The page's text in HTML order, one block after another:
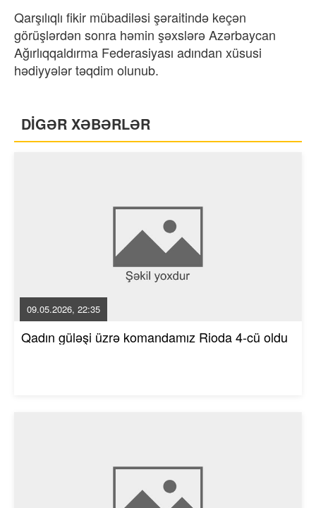
Qarşılıqlı fikir mübadiləsi şəraitində keçən
görüşlərdən sonra həmin şəxslərə Azərbaycan
Ağırlıqqaldırma Federasiyası adından xüsusi
hədiyyələr təqdim olunub.
DİGƏR XƏBƏRLƏR
09.05.2026, 22:35
Qadın güləşi üzrə komandamız Rioda 4-cü oldu